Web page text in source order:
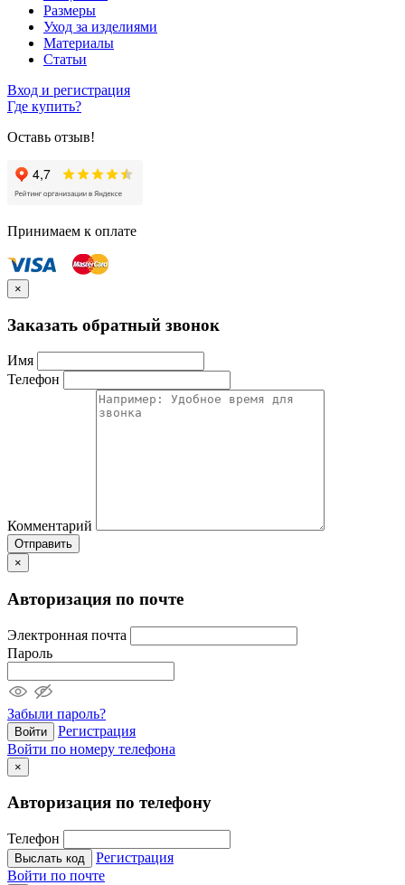
Размеры
Уход за изделиями
Материалы
Статьи
Вход и регистрация
Где купить?
Оставь отзыв!
Принимаем к оплате
×
Заказать обратный звонок
Имя
Телефон
Комментарий
Отправить
×
Авторизация по почте
Электронная почта
Пароль
Забыли пароль?
Войти
Регистрация
Войти по номеру телефона
×
Авторизация по телефону
Телефон
Выслать код
Регистрация
Войти по почте